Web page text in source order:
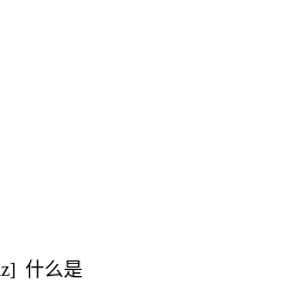
什么是